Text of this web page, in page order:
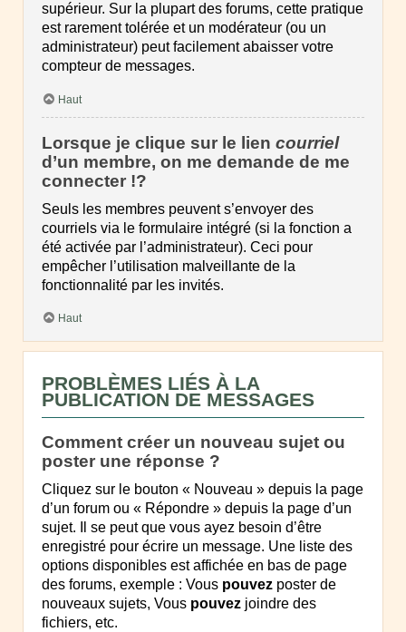
supérieur. Sur la plupart des forums, cette pratique
est rarement tolérée et un modérateur (ou un
administrateur) peut facilement abaisser votre
compteur de messages.
Haut
Lorsque je clique sur le lien courriel
d’un membre, on me demande de me
connecter !?
Seuls les membres peuvent s’envoyer des
courriels via le formulaire intégré (si la fonction a
été activée par l’administrateur). Ceci pour
empêcher l’utilisation malveillante de la
fonctionnalité par les invités.
Haut
PROBLÈMES LIÉS À LA
PUBLICATION DE MESSAGES
Comment créer un nouveau sujet ou
poster une réponse ?
Cliquez sur le bouton « Nouveau » depuis la page
d’un forum ou « Répondre » depuis la page d’un
sujet. Il se peut que vous ayez besoin d’être
enregistré pour écrire un message. Une liste des
options disponibles est affichée en bas de page
des forums, exemple : Vous pouvez poster de
nouveaux sujets, Vous pouvez joindre des
fichiers, etc.